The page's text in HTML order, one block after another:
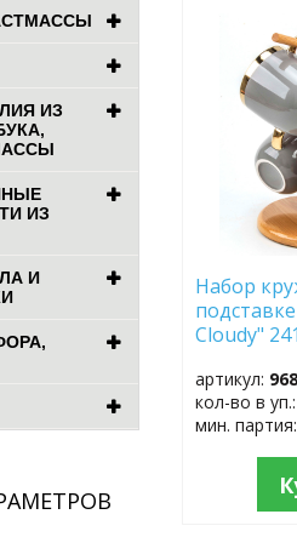
ИЗ
ИЗ
И
Набор
Cloudy"
артикул:
кол-во в уп.:
мин. партия: